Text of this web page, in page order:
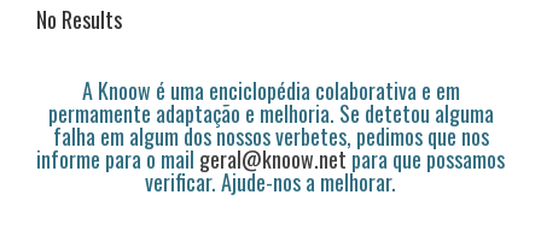
No Results
A Knoow é uma enciclopédia colaborativa e em
permamente adaptação e melhoria. Se detetou alguma
falha em algum dos nossos verbetes, pedimos que nos
informe para o mail geral@knoow.netpara que possamos
verificar. Ajude-nos a melhorar.